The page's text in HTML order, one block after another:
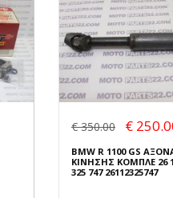
€ 350.00 €
BMW R 1100 GS
ΚΙΝΗΣΗΣ ΚΟΜΠΛΕ 26
325 747 26112325747